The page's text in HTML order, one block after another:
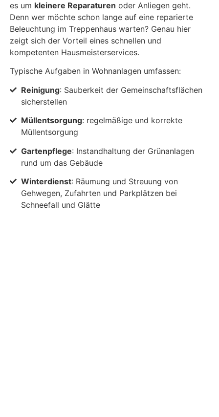
es um kleinere Reparaturen oder Anliegen geht.
Denn wer möchte schon lange auf eine reparierte
Beleuchtung im Treppenhaus warten? Genau hier
zeigt sich der Vorteil eines schnellen und
kompetenten Hausmeisterservices.
Typische Aufgaben in Wohnanlagen umfassen:
Reinigung: Sauberkeit der Gemeinschaftsflächen
sicherstellen
Müllentsorgung: regelmäßige und korrekte
Müllentsorgung
Gartenpflege: Instandhaltung der Grünanlagen
rund um das Gebäude
Winterdienst: Räumung und Streuung von
Gehwegen, Zufahrten und Parkplätzen bei
Schneefall und Glätte